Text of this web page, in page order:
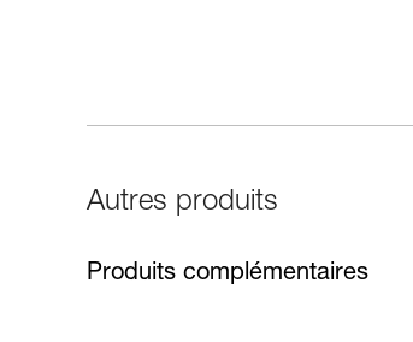
Autres produits
Produits complémentaires